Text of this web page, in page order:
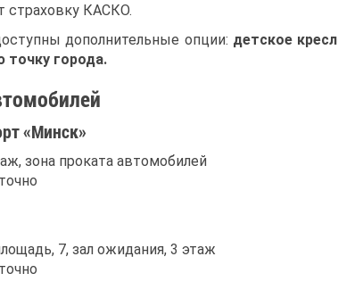
страховку КАСКО.
дополнительные опции: детское
точку города.
«Минск»
зона проката автомобилей
7, зал ожидания, 3 этаж